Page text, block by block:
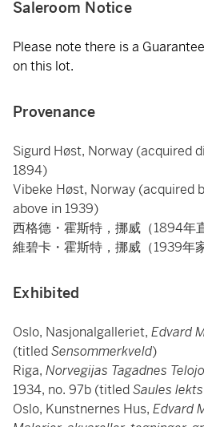
Saleroom Notice
Please note there is a
on this lot.
Provenance
Sigurd Høst, Norway (acquired
1894)
Vibeke Høst, Norway (acquired
above in 1939)
西格德・霍斯特，挪威（1894年
維碧卡・霍斯特，挪威（1939年
Exhibited
Oslo, Nasjonalgalleriet, Edvard
(titledSensommerkveld)
Riga, Norvegijas Tagadnes
1934, no. 97b (titledSaules
Oslo, Kunstnernes Hus, Edvard